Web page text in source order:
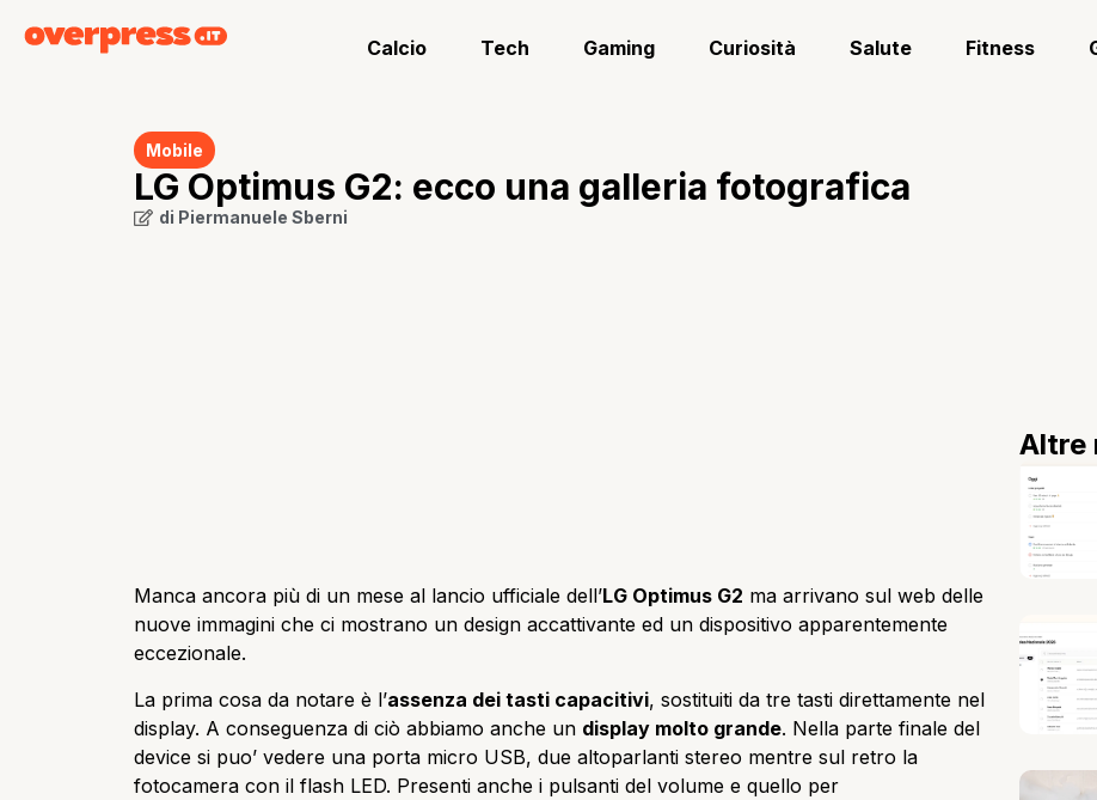
Calcio Tech Gaming Curiosità Salute Fitness
Mobile
LG Optimus G2: ecco una galleria fotografica
di Piermanuele Sberni
Manca ancora più di un mese al lancio ufficiale dell’LG Optimus G2 ma arrivano sul web delle
nuove immagini che ci mostrano un design accattivante ed un dispositivo apparentemente
eccezionale.
La prima cosa da notare è l’assenza dei tasti capacitivi, sostituiti da tre tasti direttamente nel
display. A conseguenza di ciò abbiamo anche un display molto grande. Nella parte finale del
device si puo’ vedere una porta micro USB, due altoparlanti stereo mentre sul retro la
fotocamera con il flash LED. Presenti anche i pulsanti del volume e quello per
Altre